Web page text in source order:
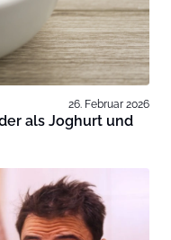
26. Februar 2026
als Joghurt und